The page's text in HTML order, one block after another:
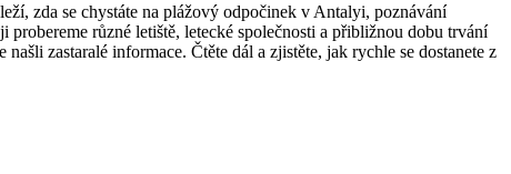
zda se chystáte na plážový odpočinek v Antalyi, poznávání
různé letiště, letecké společnosti a přibližnou dobu trvání
zastaralé informace. Čtěte dál a zjistěte, jak rychle se dostanete z